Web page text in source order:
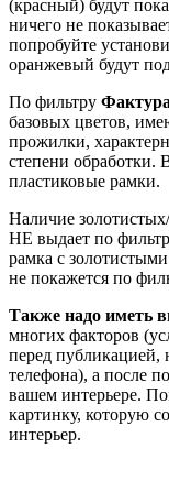
(красный) будут
ничего не
попробуйте
оранжевый будут
По фильтру
базовых цветов,
прожилки,
степени обработки.
пластиковые рамки.
Наличие
НЕ выдает по
рамка с
не покажется по
Также надо иметь
многих факторов
перед публикацией,
телефона), а после
вашем интерьере.
картинку, которую
интерьер.